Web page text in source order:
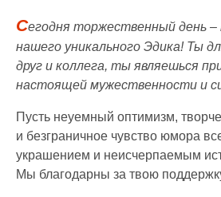
Сегодня торжественный день
нашего уникального Эдика! Ты
друг и коллега, ты являешься
настоящей мужественности и
Пусть неуемный оптимизм,
и безграничное чувство юмора
украшением и неисчерпаемым
Мы благодарны за твою